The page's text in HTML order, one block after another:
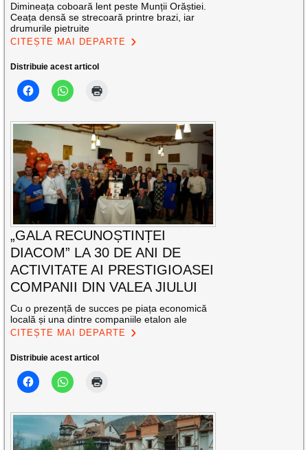
Dimineața coboară lent peste Munții Orăștiei.
Ceața densă se strecoară printre brazi, iar
drumurile pietruite
CITEȘTE MAI DEPARTE
Distribuie acest articol
„GALA RECUNOȘTINȚEI
DIACOM” LA 30 DE ANI DE
ACTIVITATE AI PRESTIGIOASEI
COMPANII DIN VALEA JIULUI
Cu o prezență de succes pe piața economică
locală și una dintre companiile etalon ale
CITEȘTE MAI DEPARTE
Distribuie acest articol